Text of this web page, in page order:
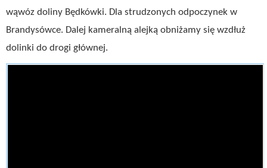
wąwóz doliny Będkówki. Dla strudzonych odpoczynek w
Brandysówce. Dalej kameralną alejką obniżamy się wzdłuż
dolinki do drogi głównej.